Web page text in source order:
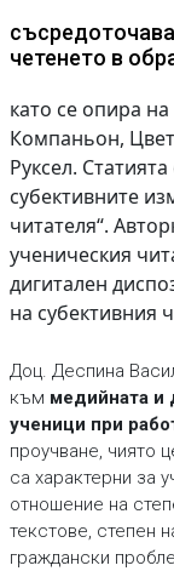
четенето в
като се опира
Компаньон,
Руксел.
субективните
читателя“.
ученическия
дигитален
на субективния
Доц. Деспина
към медийната и
ученици при
проучване, чиято
са характерни за
отношение на
текстове, степен
граждански